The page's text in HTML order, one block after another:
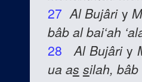
27 Al Bujâriy
bâb al bai‘ah
28
Al Bujâriy
ua as silah,